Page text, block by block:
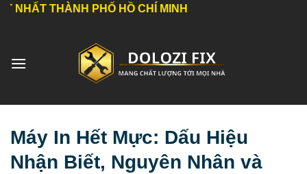
Bỏ
dung
PHỐ HỒ CHÍ MINH
Máy In Hết Mực: Dấu Hiệu
Nhận Biết, Nguyên Nhân và